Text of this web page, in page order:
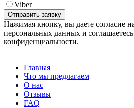
Viber
Нажимая кнопку, вы даете согласие
персональных данных и
конфиденциальности.
Главная
Что мы предлагаем
О нас
Отзывы
FAQ